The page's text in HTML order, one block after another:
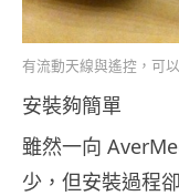
有流動天線與遙控，可
安裝夠簡單
雖然一向
少，但安裝過程